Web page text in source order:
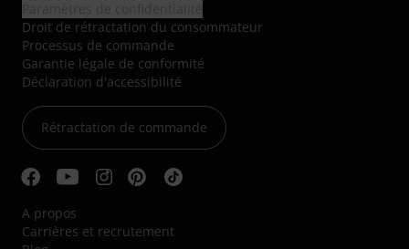
Droit de rétractation du consommateur
Processus de commande
Garantie légale de conformité
Déclaration d'accessibilité
Rétractation de commande
A propos
Carrières et recrutement